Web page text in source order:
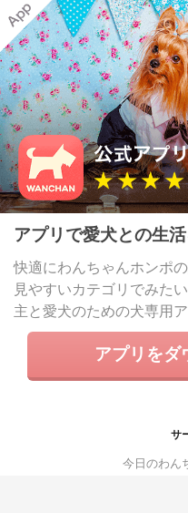
アプリで愛犬との生活
快適にわんちゃんホンポ
見やすいカテゴリでみた
主と愛犬のための犬専用ア
アプリをダ
サ
今日のわん